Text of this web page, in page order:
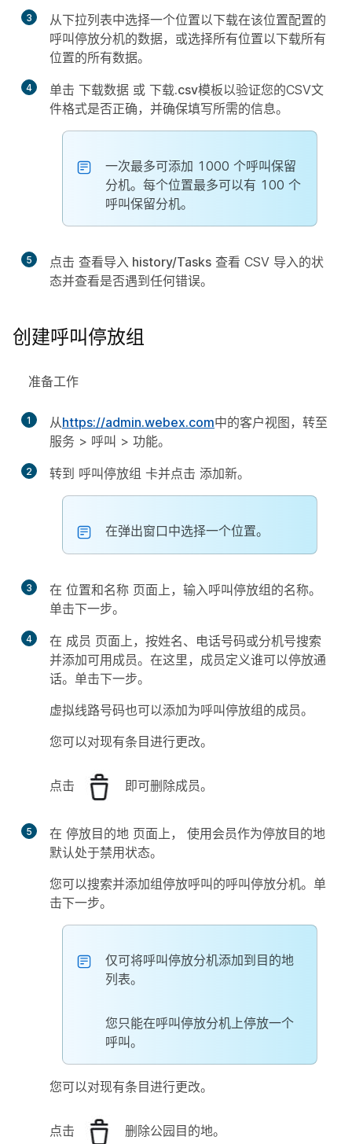
3
从下拉列表中选择一个位置以下载在该位置配置的
呼叫停放分机的数据，或选择所有位置以下载所有
位置的所有数据。
4 单击 下载数据 或 下载.csv模板以验证您的CSV文
件格式是否正确，并确保填写所需的信息。
一次最多可添加 1000 个呼叫保留
分机。每个位置最多可以有 100 个
呼叫保留分机。
5 点击 查看导入 history/Tasks 查看 CSV 导入的状
态并查看是否遇到任何错误。
创建呼叫停放组
准备工作
1 从https://admin.webex.com中的客户视图，转至
服务 > 呼叫 > 功能。
2 转到 呼叫停放组 卡并点击 添加新。
在弹出窗口中选择一个位置。
3 在 位置和名称 页面上，输入呼叫停放组的名称。
单击下一步。
4 在 成员 页面上，按姓名、电话号码或分机号搜索
并添加可用成员。在这里，成员定义谁可以停放通
话。单击下一步。
虚拟线路号码也可以添加为呼叫停放组的成员。
您可以对现有条目进行更改。
点击 即可删除成员。
5 在 停放目的地 页面上， 使用会员作为停放目的地
默认处于禁用状态。
您可以搜索并添加组停放呼叫的呼叫停放分机。单
击下一步。
仅可将呼叫停放分机添加到目的地
列表。
您只能在呼叫停放分机上停放一个
呼叫。
您可以对现有条目进行更改。
点击 删除公园目的地。